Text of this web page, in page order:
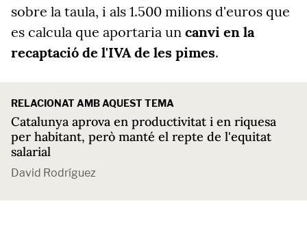
sobre la taula, i als 1.500 milions d'euros que
es calcula que aportaria un canvi en la
recaptació de l'IVA de les pimes.
RELACIONAT AMB AQUEST TEMA
Catalunya aprova en productivitat i en riquesa
per habitant, però manté el repte de l'equitat
salarial
David Rodríguez